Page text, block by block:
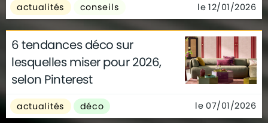
actualités conseils le 12/01/2026
6 tendances déco sur
lesquelles miser pour 2026,
selon Pinterest
actualités déco le 07/01/2026